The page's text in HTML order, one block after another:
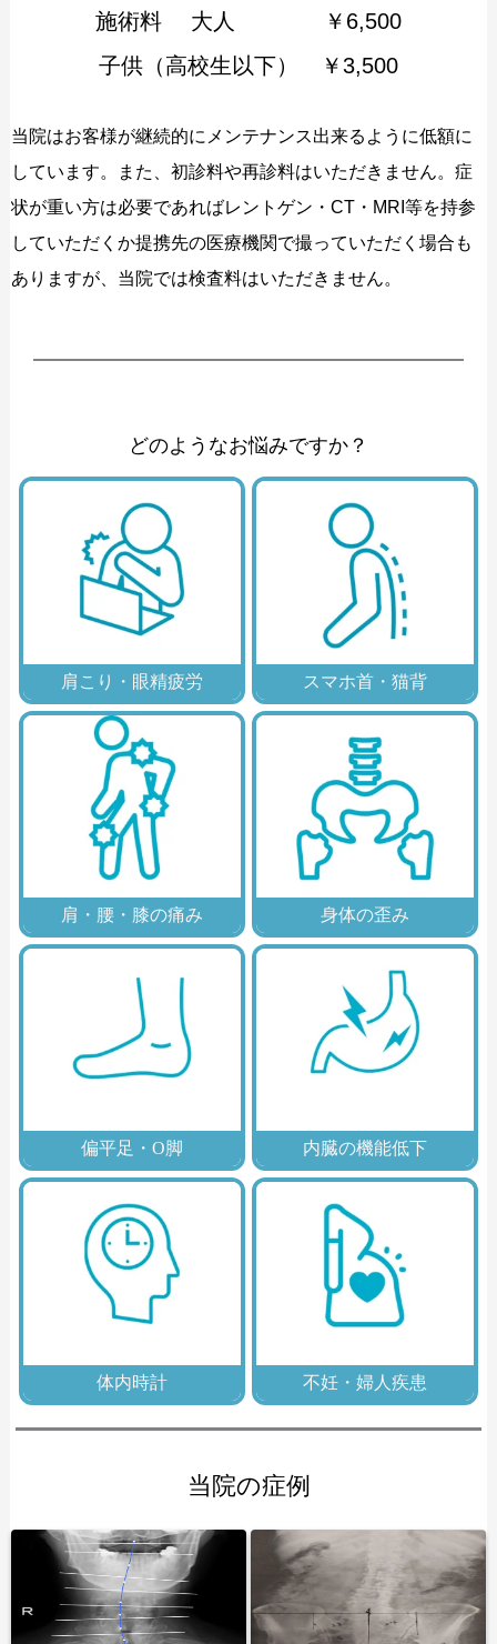
施術料 大人 ￥6,500
子供（高校生以下） ￥3,500
当院はお客様が継続的にメンテナンス出来るように低額に
しています。また、初診料や再診料はいただきません。症
状が重い方は必要であればレントゲン・CT・MRI等を持参
していただくか提携先の医療機関で撮っていただく場合も
ありますが、当院では検査料はいただきません。
どのようなお悩みですか？
肩こり・眼精疲労 スマホ首・猫背
肩・腰・膝の痛み 身体の歪み
偏平足・O脚 内臓の機能低下
体内時計 不妊・婦人疾患
当院の症例